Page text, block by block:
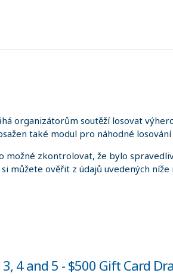
organizátorům soutěží losovat
také modul pro náhodné
zkontrolovat, že bylo
můžete ověřit z údajů uvedených
4 and 5 - $500 Gift Card